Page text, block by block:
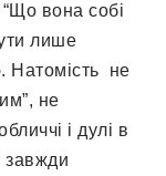
вона собі
лише
Натомість не
не
і дулі в
завжди